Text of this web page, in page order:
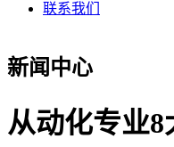
联系我们
新闻中心
从动化专业